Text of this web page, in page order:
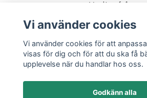
Vanliga frågor
Om oss
Storleks &
Vi använder cookies
Vi använder cookies för att
visas för dig och för att du ska få
upplevelse när du handlar hos oss.
Godkänn alla